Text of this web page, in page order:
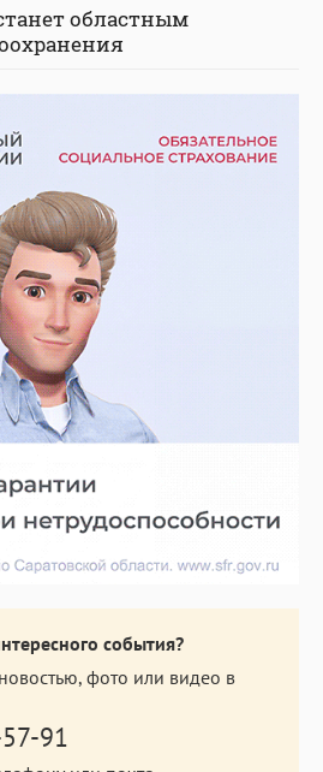
областным
события?
фото или видео в
91